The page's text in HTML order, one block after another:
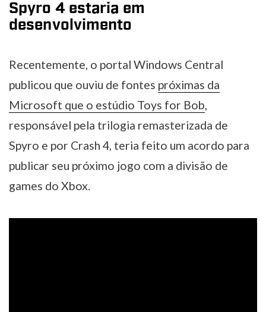
Spyro 4 estaria em
desenvolvimento
Recentemente, o portal Windows Central
publicou que ouviu de fontes próximas da
Microsoft que o estúdio Toys for Bob,
responsável pela trilogia remasterizada de
Spyro e por Crash 4, teria feito um acordo para
publicar seu próximo jogo com a divisão de
games do Xbox.